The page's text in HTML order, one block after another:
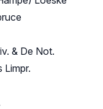
& De Not.
Limpr.